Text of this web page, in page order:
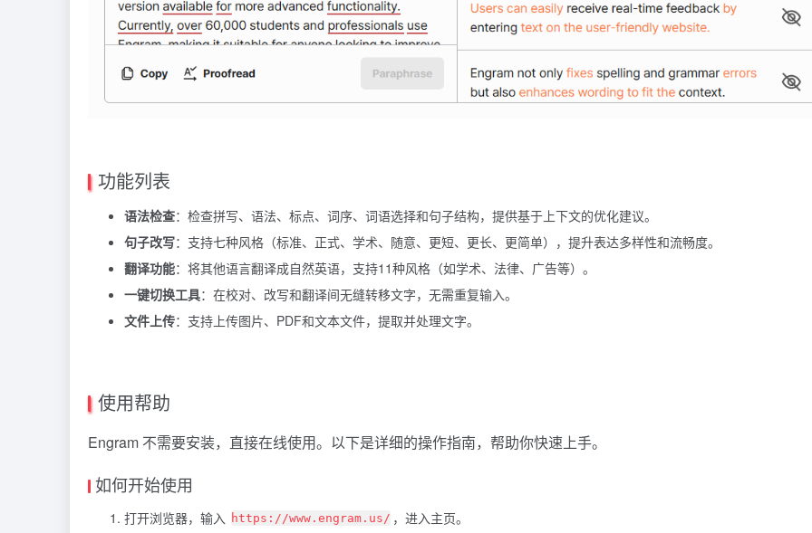
功能列表
语法检查：检查拼写、语法、标点、词序、词语选择和句子结构，提供基于上下文的优化建议。
句子改写：支持七种风格（标准、正式、学术、随意、更短、更长、更简单），提升表达多样性和流畅度。
翻译功能：将其他语言翻译成自然英语，支持11种风格（如学术、法律、广告等）。
一键切换工具：在校对、改写和翻译间无缝转移文字，无需重复输入。
文件上传：支持上传图片、PDF和文本文件，提取并处理文字。
使用帮助
Engram 不需要安装，直接在线使用。以下是详细的操作指南，帮助你快速上手。
如何开始使用
打开浏览器，输入 https://www.engram.us/ ，进入主页。